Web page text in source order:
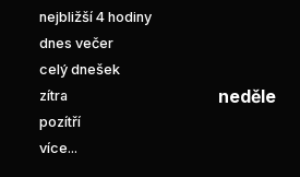
nejbližší 4 hodiny
dnes večer
celý dnešek
zítra
pozítří
více...
neděle